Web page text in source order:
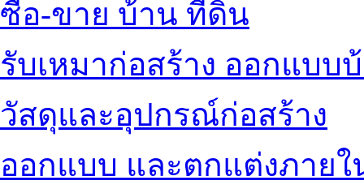
ซื้อ-ขาย บ้าน ที่ดิน
รับเหมาก่อสร้าง ออกแบบ
วัสดุและอุปกรณ์ก่อสร้าง
ออกแบบ และตกแต่งภายใ